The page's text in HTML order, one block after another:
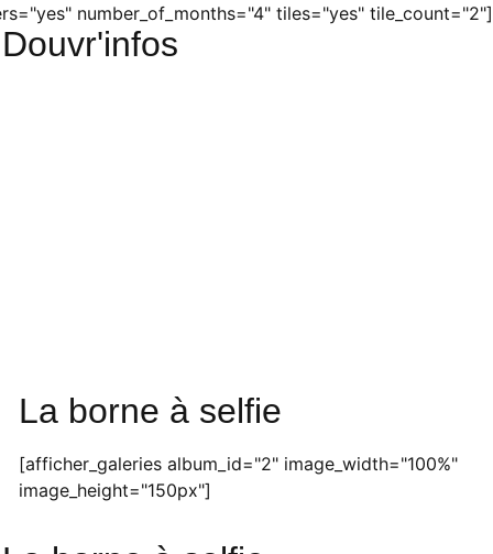
number_of_months="4" tiles="yes" tile_count="2"]
Douvr'infos
La borne à selfie
[afficher_galeries album_id="2" image_width="100%"
image_height="150px"]